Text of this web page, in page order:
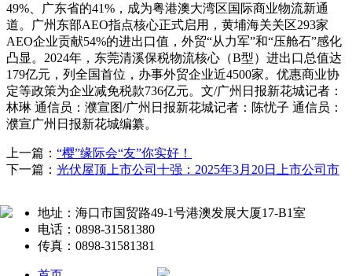
49%、广东省的41%，成为粤港澳大湾区国际商业物流新通
道。广州东部AEO指点核心正式启用，黄埔海关关区293家
AEO企业贡献54%的进出口值，外贸“从力军”和“压舱石”感化
凸显。2024年，东莞清溪保税物流核心（B型）进出口总值达
179亿元，列全国首位，办事外贸企业近4500家。优惠商业协
定等政策为企业减免税款736亿元。文/广州日报新花城记者：
林琳 通信员：濮宣图/广州日报新花城记者：陈忧子 通信员：
濮宣广州日报新花城编纂。
上一篇： “樱”缘际会“友”你实好！
下一篇： 光伏屋顶上市公司十强：2025年3月20日上市公司市
地址：海口市国贸路49-1号港澳发展大厦17-B1室
电话：0898-31581380
传真：0898-31581381